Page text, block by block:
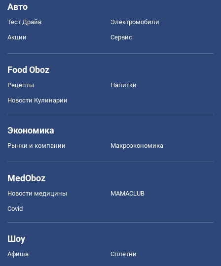
Авто
Тест Драйв Электромобили
Акции Сервис
Food Oboz
Рецепты Напитки
Новости Кулинарии
Экономика
Рынки и компании Mакроэкономика
MedOboz
Новости медицины MAMACLUB
Covid
Шоу
Афиша Сплетни